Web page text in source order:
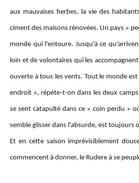
aux mauvaises herbes, la vie des
ciment des maisons rénovées. Un pays «
monde qui l'entoure. Jusqu'à ce
loin et de volontaires qui les
ouverte à tous les vents. Tout le monde
endroit », répète-t-on dans les deux
se sent catapulté dans ce « coin perdu »
semble glisser dans l'absurde, est toujours
Et en cette saison imprévisiblement
commencent à donner, le Rudere à se